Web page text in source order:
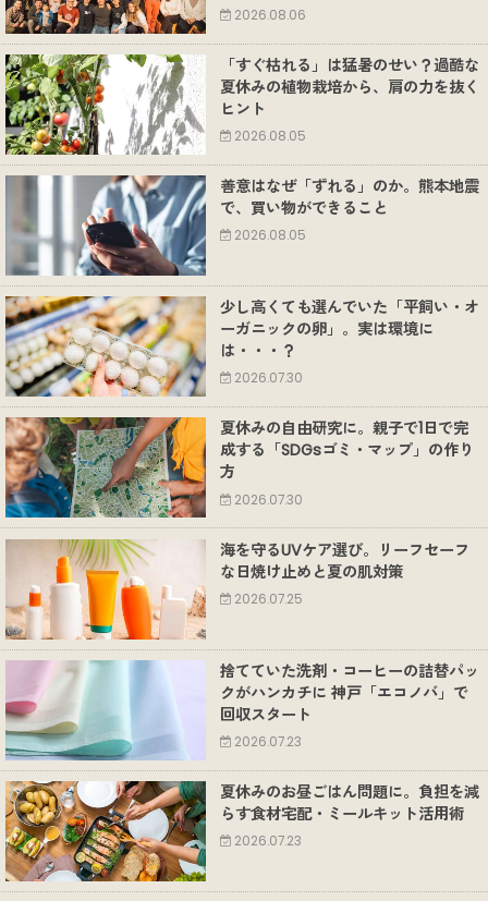
2026.08.06
「すぐ枯れる」は猛暑のせい？過酷な
夏休みの植物栽培から、肩の力を抜く
ヒント
2026.08.05
善意はなぜ「ずれる」のか。熊本地震
で、買い物ができること
2026.08.05
少し高くても選んでいた「平飼い・オ
ーガニックの卵」。実は環境に
は・・・？
2026.07.30
夏休みの自由研究に。親子で1日で完
成する「SDGsゴミ・マップ」の作り
方
2026.07.30
海を守るUVケア選び。リーフセーフ
な日焼け止めと夏の肌対策
2026.07.25
捨てていた洗剤・コーヒーの詰替パッ
クがハンカチに 神戸「エコノバ」で
回収スタート
2026.07.23
夏休みのお昼ごはん問題に。負担を減
らす食材宅配・ミールキット活用術
2026.07.23